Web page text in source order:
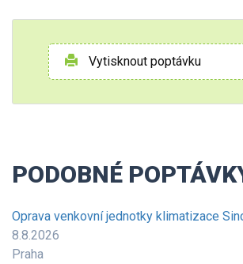
Vytisknout poptávku
PODOBNÉ
Oprava venkovní jednotky klimatizace
8.8.2026
Praha